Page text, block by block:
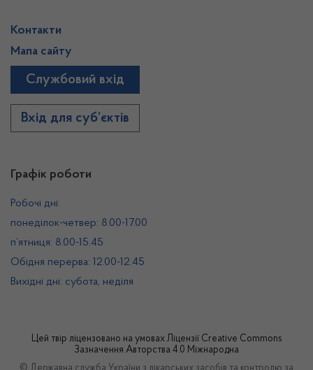
Графік роботи
Робочі дні:
понеділок-четвер: 8.00-17.00
п’ятниця: 8.00-15.45
Обідня перерва: 12.00-12.45
Вихідні дні: субота, неділя
Контакти
Мапа сайту
Службовий вхід
Вхід для суб’єктів
Цей твір ліцензовано на умовах Ліцензії Creative Commons
Зазначення Авторства 4.0 Міжнародна